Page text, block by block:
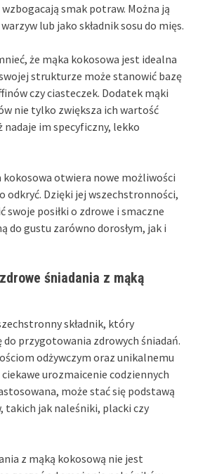
smak potraw. Można ją
lub jako składnik sosu do mięs.
że mąka kokosowa jest idealna
strukturze może stanowić bazę
czy ciasteczek. Dodatek mąki
nie tylko zwiększa ich wartość
nadaje im specyficzny, lekko
kokosowa otwiera nowe możliwości
odkryć. Dzięki jej wszechstronności,
swoje posiłki o zdrowe i smaczne
do gustu zarówno dorosłym, jak i
śniadania z mąką
składnik, który
do przygotowania zdrowych śniadań.
odżywczym oraz unikalnemu
urozmaicenie codziennych
może stać się podstawą
takich jak naleśniki, placki czy
z mąką kokosową nie jest